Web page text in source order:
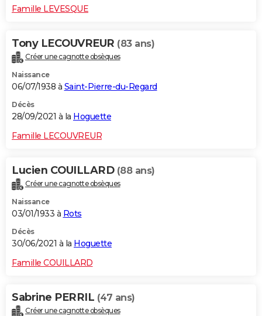
Famille LEVESQUE
Tony LECOUVREUR (83 ans)
Créer une cagnotte obsèques
Naissance
06/07/1938 à Saint-Pierre-du-Regard
Décès
28/09/2021 à la Hoguette
Famille LECOUVREUR
Lucien COUILLARD (88 ans)
Créer une cagnotte obsèques
Naissance
03/01/1933 à Rots
Décès
30/06/2021 à la Hoguette
Famille COUILLARD
Sabrine PERRIL (47 ans)
Créer une cagnotte obsèques